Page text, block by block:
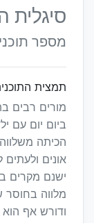
סיגלית
מספר תוכנית
תמצית
מורים רבים
הכיתה
אונים
ישנם מקרים
מלווה
ודורש אף